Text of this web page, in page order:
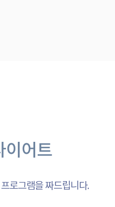
이어트
로그램을 짜드립니다.